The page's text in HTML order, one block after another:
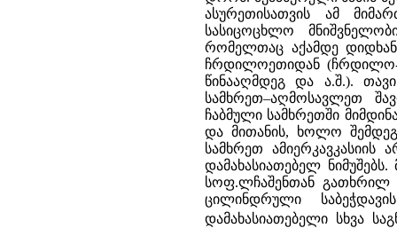
ასურეთისათვის ამ
სასიცოცხლო
რომელთაც აქამდე
ჩრდილოეთიდან (ჩრდილო-
წინააღმდეგ და ა.შ.).
სამხრეთ–აღმოსავლეთ
ჩაბმული სამხრეთში
და მითანის, ხოლო
სამხრეთ
დამახასიათებელ
სოფ.ლჩაშენთან გათხრილ
ცილინდრული
დამახასიათებელი სხვა